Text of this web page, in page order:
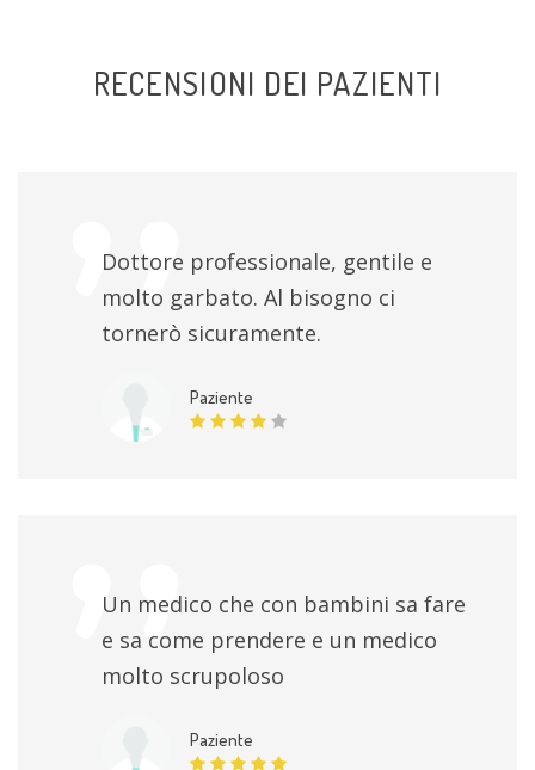
RECENSIONI DEI PAZIENTI
Dottore professionale, gentile e
molto garbato. Al bisogno ci
tornerò sicuramente.
Paziente
Un medico che con bambini sa fare
e sa come prendere e un medico
molto scrupoloso
Paziente